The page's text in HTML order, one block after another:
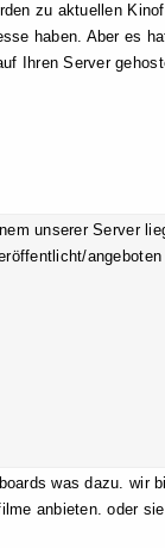
zu aktuellen
haben. Aber es
Ihren Server
unserer Server
was dazu. wir
anbieten. oder